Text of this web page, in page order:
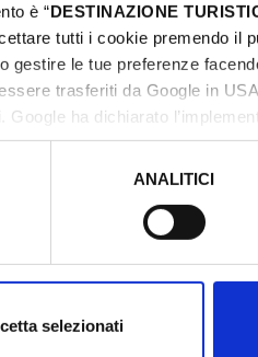
è “DESTINAZIONE
tutti i cookie premendo il
le tue preferenze
trasferiti da Google in
ha dichiarato
essere sufficienti.
ANALITICI
selezionati
prima di